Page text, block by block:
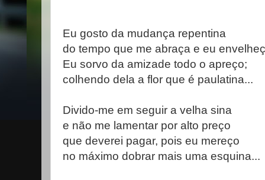
Eu gosto da mudança repentina
do tempo que me abraça e eu
Eu sorvo da amizade todo o apreço;
colhendo dela a flor que é paulatina...
Divido-me em seguir a velha sina
e não me lamentar por alto preço
que deverei pagar, pois eu mereço
no máximo dobrar mais uma esquina...